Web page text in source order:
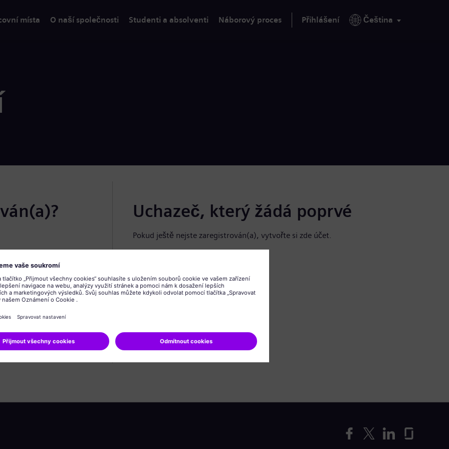
místa O naší společnosti Studenti a absolventi Náborový proces Přihlášení Čeština
Uchazeč, který žádá poprvé
Pokud ještě nejste zaregistrován(a), vytvořte si zde účet.